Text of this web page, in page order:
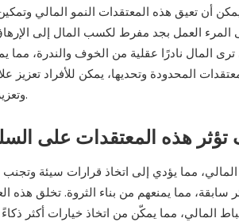
أن تعيق هذه المعتقدات النمو المالي
المرء العمل بجد مفرط لكسب المال إلى
المال نادرًا عقلية من الخوف والندرة، مما
المحدودة وتحديها، يمكن للأفراد تعزيز
وتعزيز انضباطهم المالي.
تؤثر هذه المعتقدات على
مما يؤدي إلى اتخاذ قرارات سيئة
سابقة، مما يمنعهم من بناء الثروة. تخلق هذه
المالي، مما يمكّن من اتخاذ خيارات أكثر